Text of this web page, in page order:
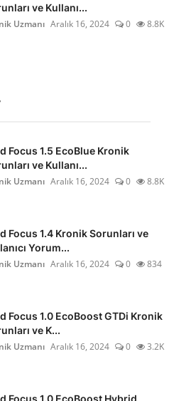
ve Kullanı...
Uzmanı Aralık 16, 2024 0 8.8K
Focus 1.5 EcoBlue Kronik
ve Kullanı...
Uzmanı Aralık 16, 2024 0 8.8K
Focus 1.4 Kronik Sorunları ve
Yorum...
Uzmanı Aralık 16, 2024 0 834
Focus 1.0 EcoBoost GTDi Kronik
ve K...
Uzmanı Aralık 16, 2024 0 3.2K
Focus 1.0 EcoBoost Hybrid